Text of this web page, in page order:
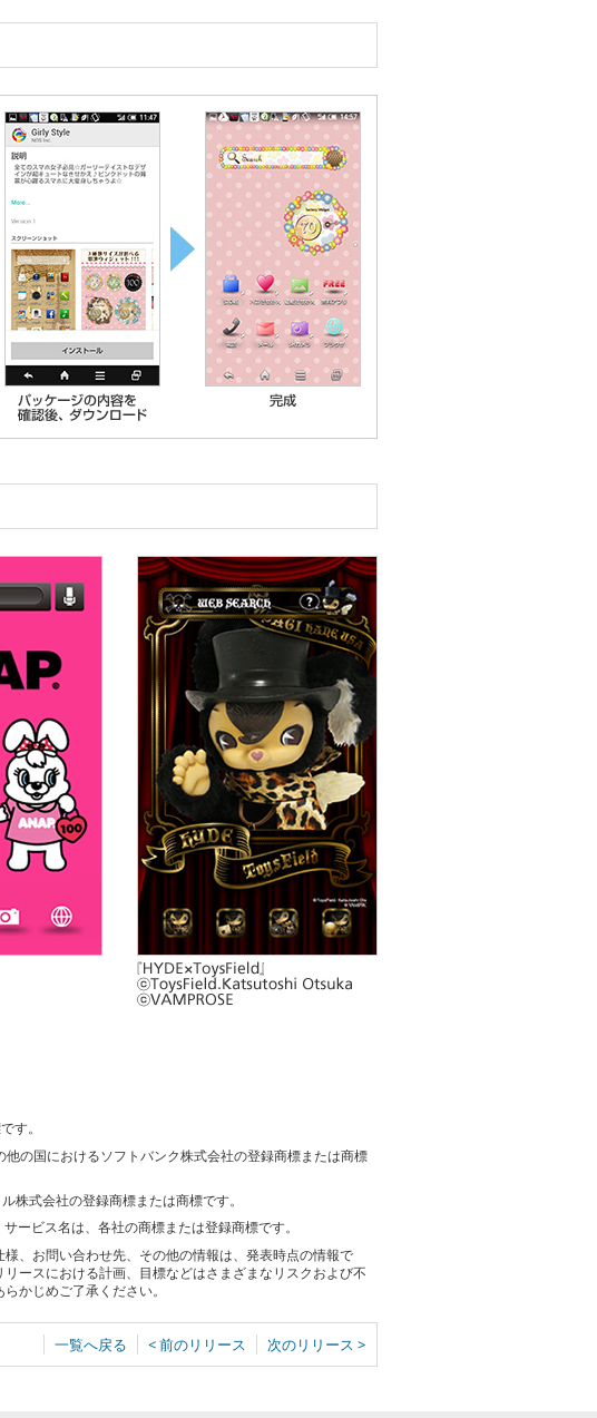
す。
の国におけるソフトバンク株式会社の登録商標または商標
株式会社の登録商標または商標です。
ービス名は、各社の商標または登録商標です。
、お問い合わせ先、その他の情報は、発表時点の情報で
ースにおける計画、目標などはさまざまなリスクおよび不
かじめご了承ください。
一覧へ戻る < 前のリリース 次のリリース >